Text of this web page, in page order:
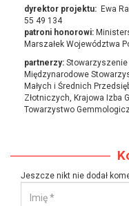
dyrektor projektu: Ewa
55 49 134
patroni honorowi:
Marszałek Województwa
partnerzy:
Międzynarodowe
Małych i Średnich
Złotniczych, Krajowa Izba
Towarzystwo
Jeszcze nikt nie dodał